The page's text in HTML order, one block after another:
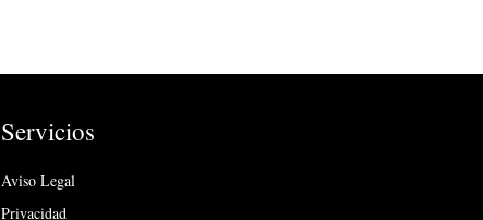
Servicios
Aviso Legal
Privacidad